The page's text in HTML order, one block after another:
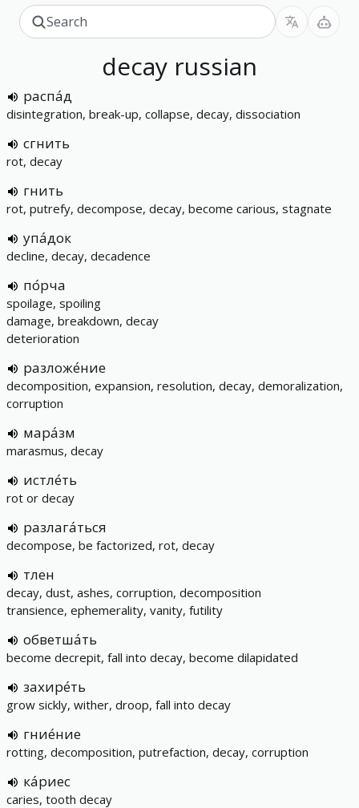
decay russian
распа́д
disintegration, break-up, collapse, decay, dissociation
сгнить
rot, decay
гнить
rot, putrefy, decompose, decay, become carious, stagnate
упа́док
decline, decay, decadence
по́рча
spoilage, spoiling
damage, breakdown, decay
deterioration
разложе́ние
decomposition, expansion, resolution, decay, demoralization,
corruption
мара́зм
marasmus, decay
истле́ть
rot or decay
разлага́ться
decompose, be factorized, rot, decay
тлен
decay, dust, ashes, corruption, decomposition
transience, ephemerality, vanity, futility
обветша́ть
become decrepit, fall into decay, become dilapidated
захире́ть
grow sickly, wither, droop, fall into decay
гние́ние
rotting, decomposition, putrefaction, decay, corruption
ка́риес
caries, tooth decay